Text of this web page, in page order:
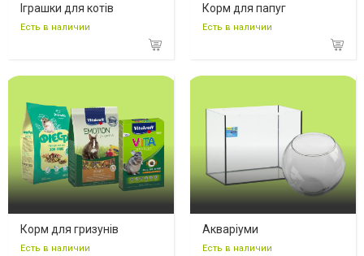
Іграшки для котів
Есть в наличии
Корм для папуг
Есть в наличии
Корм для гризунів
Есть в наличии
Акваріуми
Есть в наличии